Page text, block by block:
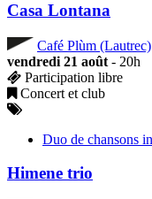
Casa Lontana
Café Plùm (Lautrec)
vendredi 21 août - 20h
Participation libre
Concert et club
Duo de chansons
Himene trio